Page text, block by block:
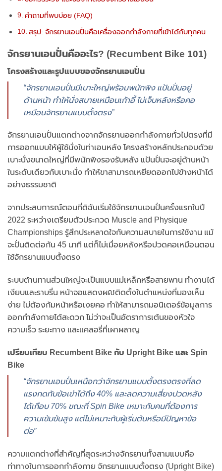
คำถามที่พบบ่อย (FAQ)
สรุป: จักรยานเอนปั่นคือเครื่องออกกำลังกายที่เข้าได้กับทุกคน
จักรยานเอนปั่นคืออะไร? (Recumbent Bike 101)
โครงสร้างและรูปแบบของจักรยานเอนปั่น
“จักรยานเอนปั่นมีเบาะใหญ่พร้อมพนักพิง แป้นปั่นอยู่
ด้านหน้า ทำให้นั่งสบายเหมือนเก้าอี้ ไม่เจ็บหลังหรือคอ
เหมือนจักรยานแบบตั้งตรง”
จักรยานเอนปั่นแตกต่างจากจักรยานออกกำลังกายทั่วไปตรงที่มี
การออกแบบให้ผู้ใช้นั่งในท่าเอนหลัง โครงสร้างหลักประกอบด้วย
เบาะนั่งขนาดใหญ่ที่มีพนักพิงรองรับหลัง แป้นปั่นจะอยู่ด้านหน้า
ในระดับเดียวกับเบาะนั่ง ทำให้ขาสามารถเหยียดออกไปข้างหน้าได้
อย่างธรรมชาติ
จากประสบการณ์ตอนที่ดิฉันเริ่มใช้จักรยานเอนปั่นครั้งแรกในปี
2022 ระหว่างเตรียมตัวประกวด Muscle and Physique
Championships รู้สึกประหลาดใจกับความสบายในการใช้งาน แม้
จะปั่นติดต่อกัน 45 นาที แต่ก็ไม่เมื่อยหลังหรือปวดคอเหมือนตอน
ใช้จักรยานแบบตั้งตรง
ระบบต้านทานส่วนใหญ่จะเป็นแบบแม่เหล็กหรือสายพาน ทำงานได้
เงียบและราบรื่น หน้าจอแสดงผលติดตั้งในตำแหน่งที่มองเห็น
ง่าย ไม่ต้องก้มหน้าหรือเงยคอ ทำให้สามารถมอนิเตอร์ข้อมูลการ
ออกกำลังกายได้สะดวก ไม่ว่าจะเป็นอัตราการเต้นของหัวใจ
ความเร็ว ระยะทาง และแคลอรี่ที่เผาผลาญ
เปรียบเทียบ Recumbent Bike กับ Upright Bike และ Spin
Bike
“จักรยานเอนปั่นเหนือกว่าจักรยานแบบตั้งตรงตรงที่ลด
แรงกดทับข้อเข่าได้ถึง 40% และลดความเสี่ยงปวดหลัง
ได้เกือบ 70% ขณะที่ Spin Bike เหมาะกับคนที่ต้องการ
ความเข้มข้นสูง แต่ไม่เหมาะกับผู้เริ่มต้นหรือมีปัญหาข้อ
ต่อ”
ความแตกต่างที่สำคัญที่สุดระหว่างจักรยานทั้งสามแบบคือ
ท่าทางในการออกกำลังกาย จักรยานแบบตั้งตรง (Upright Bike)